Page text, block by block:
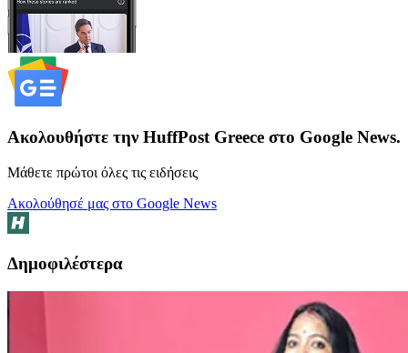
Ακολουθήστε την HuffPost Greece στο Google News.
Μάθετε πρώτοι όλες τις ειδήσεις
Ακολούθησέ μας στο Google News
Δημοφιλέστερα